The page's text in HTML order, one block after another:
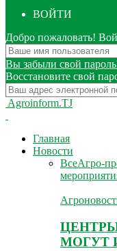
ВОЙТИ
Добро пожаловать!
Вы забыли свой
Восстановите свой
Agroinform.TJ
Главная
Новости
ВсеАгро-
МОГУТ